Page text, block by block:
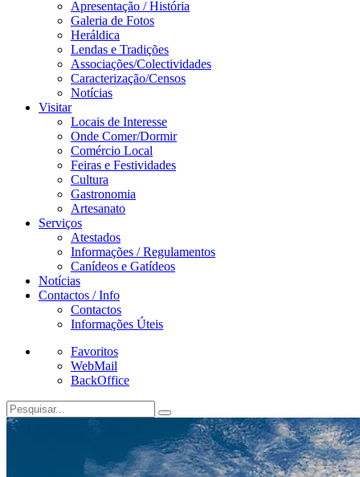
Apresentação / História
Galeria de Fotos
Heráldica
Lendas e Tradições
Associações/Colectividades
Caracterização/Censos
Notícias
Visitar
Locais de Interesse
Onde Comer/Dormir
Comércio Local
Feiras e Festividades
Cultura
Gastronomia
Artesanato
Serviços
Atestados
Informações / Regulamentos
Canídeos e Gatídeos
Notícias
Contactos / Info
Contactos
Informações Úteis
Favoritos
WebMail
BackOffice